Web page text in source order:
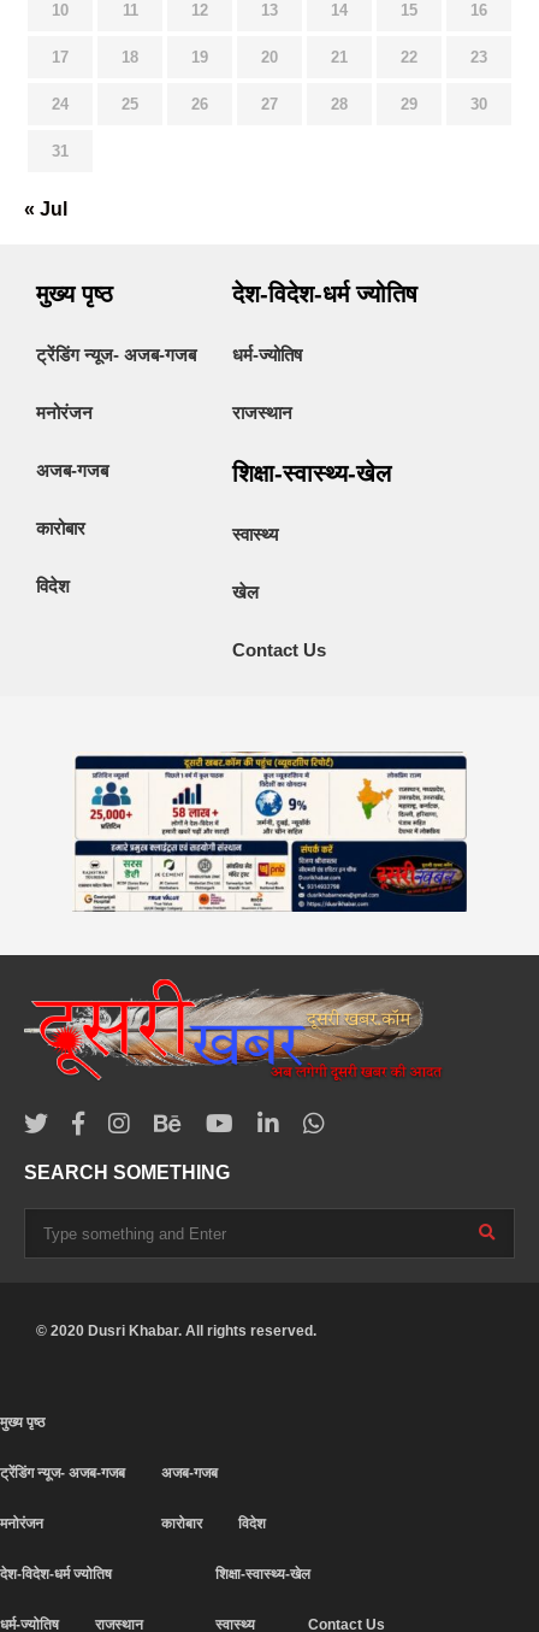
10 11 12 13 14 15 16
17 18 19 20 21 22 23
24 25 26 27 28 29 30
31
« Jul
मुख्य पृष्ठ
ट्रेंडिंग न्यूज- अजब-गजब
मनोरंजन
अजब-गजब
कारोबार
विदेश
देश-विदेश-धर्म ज्योतिष
धर्म-ज्योतिष
राजस्थान
शिक्षा-स्वास्थ्य-खेल
स्वास्थ्य
खेल
Contact Us
SEARCH SOMETHING
© 2020 Dusri Khabar. All rights reserved.
मुख्य पृष्ठ
ट्रेंडिंग न्यूज- अजब-गजब
मनोरंजन
अजब-गजब
कारोबार विदेश
देश-विदेश-धर्म ज्योतिष
धर्म-ज्योतिष राजस्थान
शिक्षा-स्वास्थ्य-खेल
स्वास्थ्य Contact Us